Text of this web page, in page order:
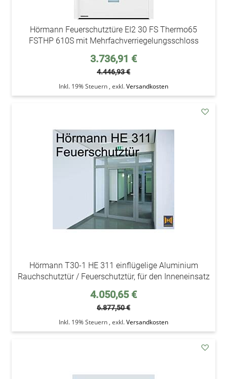
Hörmann Feuerschutztüre EI2 30 FS Thermo65
FSTHP 610S mit Mehrfachverriegelungsschloss
Sonderpreis
3.736,91 €
4.446,93 €
Inkl. 19% Steuern , exkl.Versandkosten
Hörmann T30-1 HE 311 einflügelige Aluminium
Rauchschutztür / Feuerschutztür, für den Inneneinsatz
Sonderpreis
4.050,65 €
6.877,50 €
Inkl. 19% Steuern , exkl.Versandkosten